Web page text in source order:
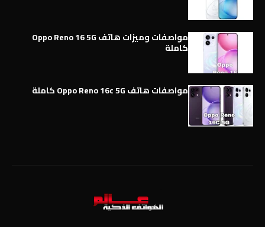
مواصفات وميزات هاتف Oppo Reno 16 5G
كاملة
مواصفات هاتف Oppo Reno 16c 5G كاملة